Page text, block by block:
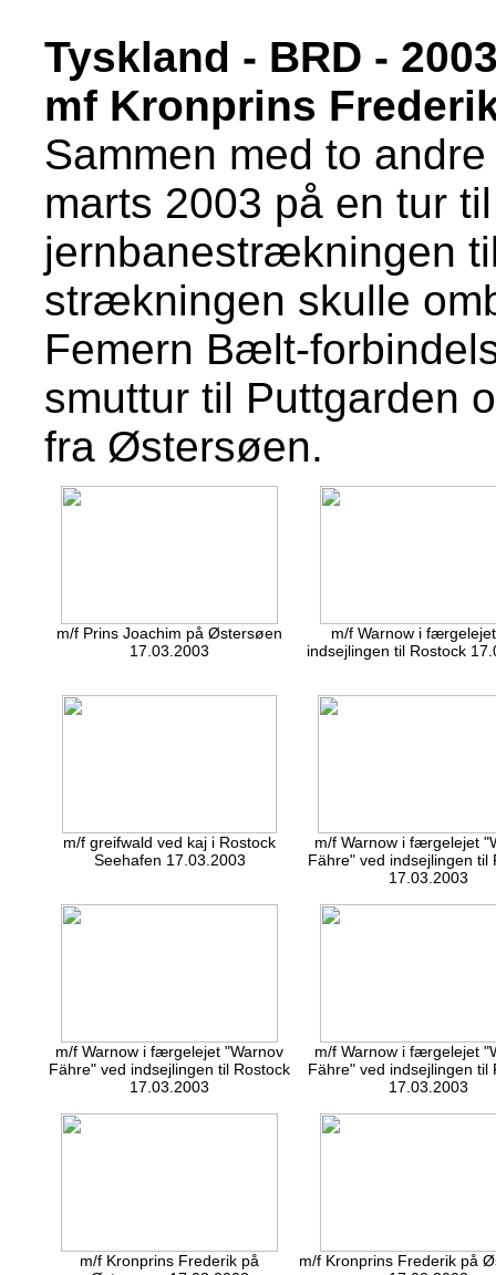
Tyskland - BRD -
mf Kronprins
Sammen med to
marts 2003 på en tur
jernbanestrækningen
strækningen skulle
Femern Bælt-
smuttur til Puttgarden
fra Østersøen.
m/f Prins Joachim på Østersøen
17.03.2003
m/f Warnow i
indsejlingen til Rostock
m/f greifwald ved kaj i Rostock
Seehafen 17.03.2003
m/f Warnow i færgelejet
Fähre" ved indsejlingen til
17.03.2003
m/f Warnow i færgelejet "Warnov
Fähre" ved indsejlingen til Rostock
17.03.2003
m/f Warnow i færgelejet
Fähre" ved indsejlingen til
17.03.2003
m/f Kronprins Frederik på
m/f Kronprins Frederik på